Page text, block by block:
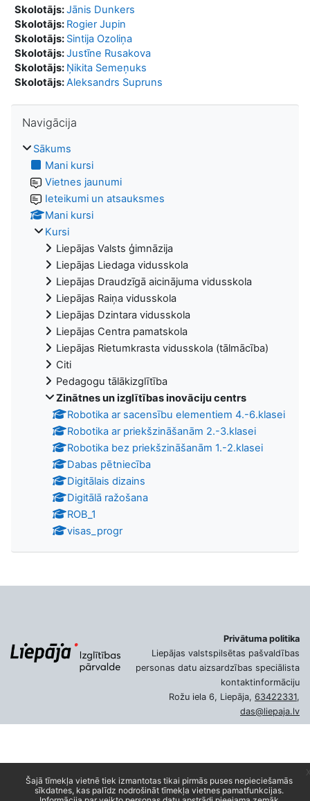
Skolotājs:Jānis Dunkers
Skolotājs: Rogier Jupin
Skolotājs: Sintija Ozoliņa
Skolotājs:Justīne Rusakova
Skolotājs: Ņikita Semeņuks
Skolotājs:Aleksandrs Supruns
Navigācija
Sākums
Mani kursi
Vietnes jaunumi
Ieteikumi un atsauksmes
Mani kursi
Kursi
Liepājas Valsts ģimnāzija
Liepājas Liedaga vidusskola
Liepājas Draudzīgā aicinājuma vidusskola
Liepājas Raiņa vidusskola
Liepājas Dzintara vidusskola
Liepājas Centra pamatskola
Liepājas Rietumkrasta vidusskola (tālmācība)
Citi
Pedagogu tālākizglītība
Zinātnes un izglītības inovāciju centrs
Robotika ar sacensību elementiem 4.-6.klasei
Robotika ar priekšzināšanām 2.-3.klasei
Robotika bez priekšzināšanām 1.-2.klasei
Dabas pētniecība
Digitālais dizains
Digitālā ražošana
ROB_1
visas_progr
Privātuma politika
Liepājas valstspilsētas pašvaldības
personas datu aizsardzības speciālista
kontaktinformāciju
Rožu iela 6, Liepāja, 63422331,
das@liepaja.lv
Šajā tīmekļa vietnē tiek izmantotas tikai pirmās puses nepieciešamās
sīkdatnes, kas palīdz nodrošināt tīmekļa vietnes pamatfunkcijas.